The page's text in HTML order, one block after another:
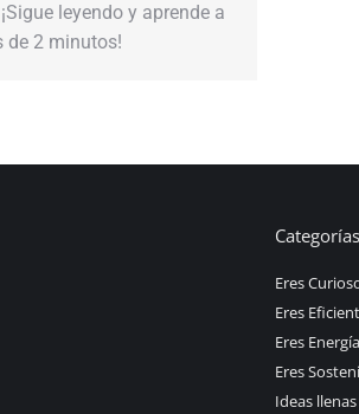
leyendo y aprende a
de 2 minutos!
Categorías
Eres
Eres
Eres Energía
Eres
Ideas